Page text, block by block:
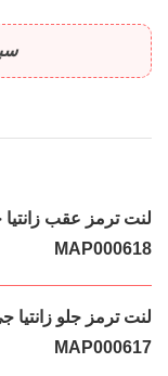
لنت ترمز عقب
MAP000618
لنت ترمز جلو زانتیا
MAP000617